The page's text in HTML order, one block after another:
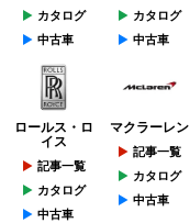
カタログ
中古車
カタログ
中古車
ロールス・ロ
イス
記事一覧
カタログ
中古車
マクラーレン
記事一覧
カタログ
中古車